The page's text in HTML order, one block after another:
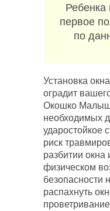
Установка
оградит
Окошко
необходимых
ударостойкое
риск
разбитии окна
физическом
безопасности
распахнуть
Ребенка
первое
по